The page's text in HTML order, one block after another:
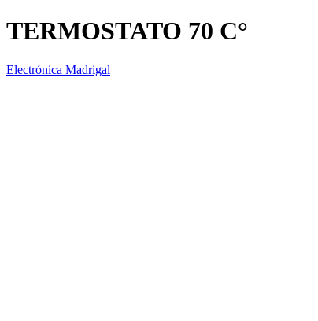
TERMOSTATO 70 C°
Electrónica Madrigal